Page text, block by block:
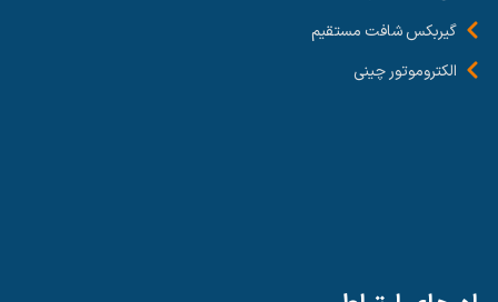
گیربکس شافت مستقیم
الکتروموتور چینی